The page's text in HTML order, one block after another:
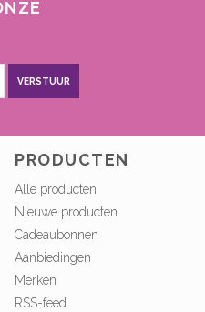
VERSTUUR
PRODUCTEN
Alle producten
Nieuwe producten
Cadeaubonnen
Aanbiedingen
Merken
RSS-feed